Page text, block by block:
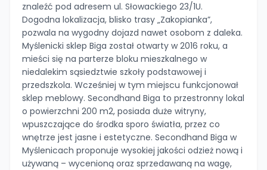
znaleźć pod adresem ul. Słowackiego 23/1U.
Dogodna lokalizacja, blisko trasy „Zakopianka”,
pozwala na wygodny dojazd nawet osobom z daleka.
Myślenicki sklep Biga został otwarty w 2016 roku, a
mieści się na parterze bloku mieszkalnego w
niedalekim sąsiedztwie szkoły podstawowej i
przedszkola. Wcześniej w tym miejscu funkcjonował
sklep meblowy. Secondhand Biga to przestronny lokal
o powierzchni 200 m2, posiada duże witryny,
wpuszczające do środka sporo światła, przez co
wnętrze jest jasne i estetyczne. Secondhand Biga w
Myślenicach proponuje wysokiej jakości odzież nową i
używaną – wycenioną oraz sprzedawaną na wagę,